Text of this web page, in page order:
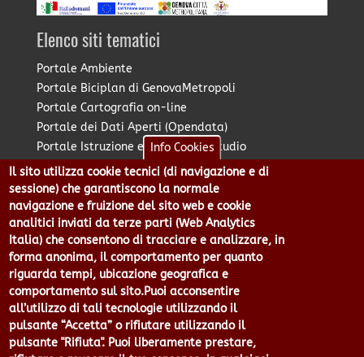
Elenco siti tematici
Portale Ambiente
Portale Biciplan di GenovaMetropoli
Portale Cartografia on-line
Portale dei Dati Aperti (Opendata)
Portale Istruzione e Diritto allo Studio
Portale Marketing Territoriale
Portale Piano Strategico Metropolitano
Portale PUMS di GenovaMetropoli
Portale Stazione Unica Appaltante
Pratico: procedimenti e istanze online
Città Metropolitana di Genova - Piazzale Mazzini 2 -16122 -
Genova | CF:80007350103 - P.Iva: 00949170104 | Codice IPA: cmge
Centralino 010 54991 Fax 010 5499244 URP 010 5499456
Num.Verde 800 509420 | P.E.C.:
Info Cookies
Il sito utilizza cookie tecnici (di navigazione e di
sessione) che garantiscono la normale
navigazione e fruizione del sito web e cookie
analitici inviati da terze parti (Web Analytics
Italia) che consentono di tracciare e analizzare, in
forma anonima, il comportamento per quanto
riguarda tempi, ubicazione geografica e
comportamento sul sito.Puoi acconsentire
all’utilizzo di tali tecnologie utilizzando il
pulsante “Accetta” o rifiutare utilizzando il
pulsante "Rifiuta". Puoi liberamente prestare,